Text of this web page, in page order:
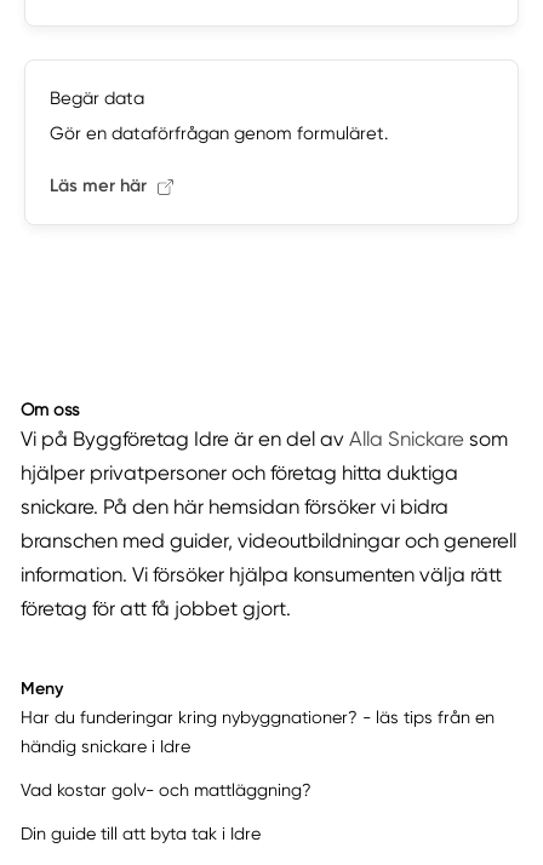
Begär data
Gör en dataförfrågan genom formuläret.
Läs mer här
Om oss
Vi på Byggföretag Idre är en del av Alla Snickaresom
hjälper privatpersoner och företag hitta duktiga
snickare. På den här hemsidan försöker vi bidra
branschen med guider, videoutbildningar och generell
information. Vi försöker hjälpa konsumenten välja rätt
företag för att få jobbet gjort.
Meny
Har du funderingar kring nybyggnationer? - läs tips från en
händig snickare i Idre
Vad kostar golv- och mattläggning?
Din guide till att byta tak i Idre